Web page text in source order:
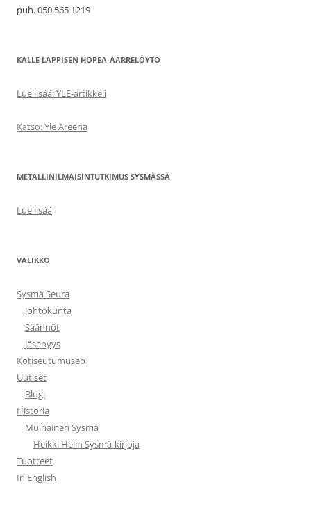
puh. 050 565 1219
KALLE LAPPISEN HOPEA-AARRELÖYTÖ
Lue lisää: YLE-artikkeli
Katso: Yle Areena
METALLINILMAISINTUTKIMUS SYSMÄSSÄ
Lue lisää
VALIKKO
Sysmä Seura
Johtokunta
Säännöt
Jäsenyys
Kotiseutumuseo
Uutiset
Blogi
Historia
Muinainen Sysmä
Heikki Helin Sysmä-kirjoja
Tuotteet
In English